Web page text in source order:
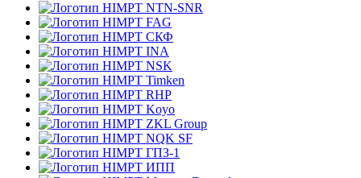
NTN-SNR
FAG
СКФ
INA
NSK
Timken
RHP
Koyo
ZKL Group
NQK SF
ГПЗ-1
ИПП